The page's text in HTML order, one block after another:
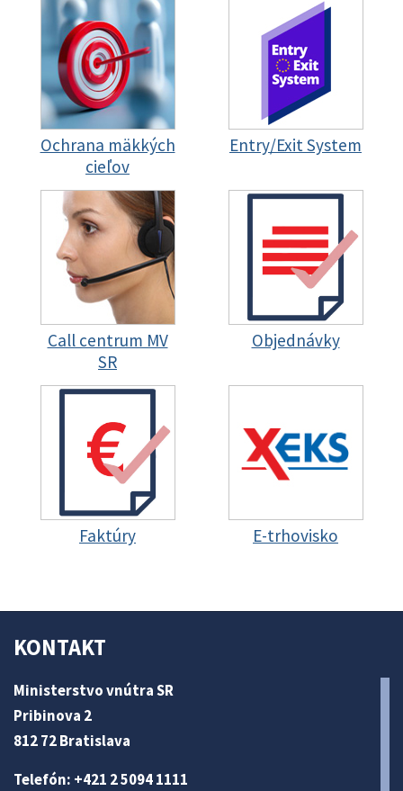
Ochrana mäkkých
cieľov
Entry/Exit System
Call centrum MV
SR
Objednávky
Faktúry E-trhovisko
KONTAKT
Ministerstvo vnútra SR
Pribinova 2
812 72 Bratislava
Telefón: +421 2 5094 1111